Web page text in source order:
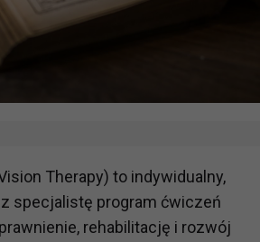
Therapy) to indywidualny,
specjalistę program ćwiczeń
rehabilitację i rozwój